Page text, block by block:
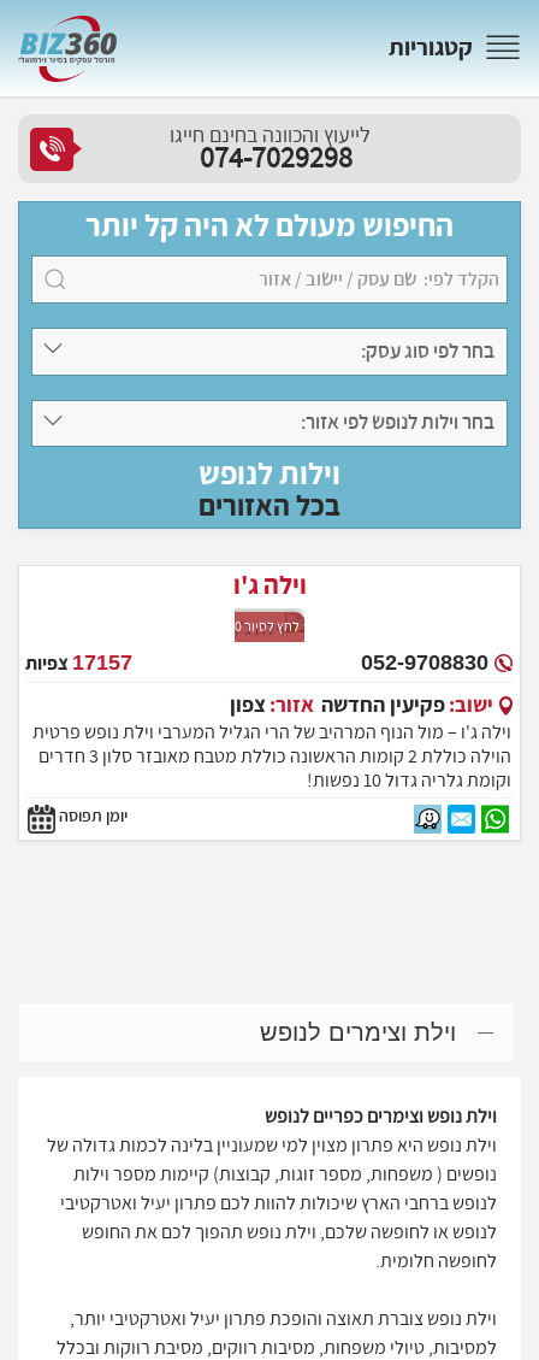
קטגוריות
לייעוץ והכוונה בחינם חייגו
074-7029298
החיפוש מעולם לא היה קל יותר
בחר לפי סוג עסק:
בחר וילות לנופש לפי אזור:
וילות לנופש
בכל האזורים
וילה ג'ו
לחץ לסיור 360
052-9708830
17157 צפיות
ישוב:פקיעין החדשה אזור:צפון
וילה ג'ו – מול הנוף המרהיב של הרי הגליל המערבי וילת נופש פרטית
הוילה כוללת 2 קומות הראשונה כוללת מטבח מאובזר סלון 3 חדרים
וקומת גלריה גדול 10 נפשות!
יומן תפוסה
וילת וצימרים לנופש
וילת נופש וצימרים כפריים לנופש
וילת נופש היא פתרון מצוין למי שמעוניין בלינה לכמות גדולה של
נופשים ( משפחות, מספר זוגות, קבוצות) קיימות מספר וילות
לנופש ברחבי הארץ שיכולות להוות לכם פתרון יעיל ואטרקטיבי
לנופש או לחופשה שלכם, וילת נופש תהפוך לכם את החופש
לחופשה חלומית.
וילת נופש צוברת תאוצה והופכת פתרון יעיל ואטרקטיבי יותר,
למסיבות, טיולי משפחות, מסיבות רווקים, מסיבת רווקות ובכלל